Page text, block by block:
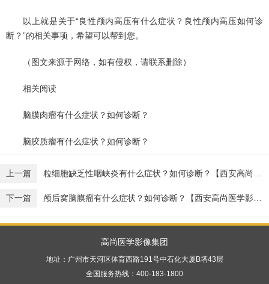
以上就是关于“良性颅内高压有什么症状？良性颅内高压如何诊
断？”的相关事项，希望可以帮到您。
（图文来源于网络，如有侵权，请联系删除）
相关阅读
脑膜肉瘤有什么症状？如何诊断？
脑胶质瘤有什么症状？如何诊断？
上一篇 粒细胞缺乏性咽峡炎有什么症状？如何诊断？【西安高尚健康体检】
下一篇 颅后窝脑膜瘤有什么症状？如何诊断？【西安高尚医学影像】
高尚医学影像集团
地址：广州市天河区体育西路191号中石化大厦B塔43层
全国服务热线：400-183-1800